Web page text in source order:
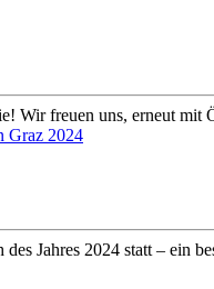
Wir freuen uns, erneut
Jahres 2024 statt – ein